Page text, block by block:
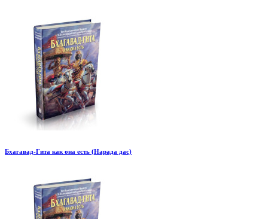
Бхагавад-Гита как она есть (Нарада дас)